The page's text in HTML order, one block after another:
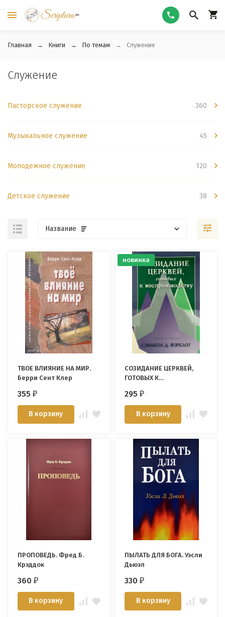
Главная Книги По темам Служение
Служение
Пасторское служение 360
Музыкальное служение 45
Молодежное служение 120
Детское служение 38
Название
ТВОЕ ВЛИЯНИЕ НА МИР.
Берри Сент Клер
355₽
В корзину
новинка
СОЗИДАНИЕ ЦЕРКВЕЙ,
ГОТОВЫХ К
Сэмьюэл Д. Фэрклот
295₽
В корзину
ПРОПОВЕДЬ. Фред Б.
Крэддок
360₽
В корзину
ПЫЛАТЬ ДЛЯ БОГА. Уэсли
Дьюэл
330₽
В корзину